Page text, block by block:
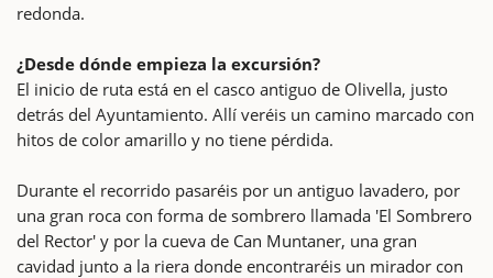
redonda.
¿Desde dónde empieza la excursión?
El inicio de ruta está en el casco antiguo de Olivella, justo
detrás del Ayuntamiento. Allí veréis un camino marcado con
hitos de color amarillo y no tiene pérdida.
Durante el recorrido pasaréis por un antiguo lavadero, por
una gran roca con forma de sombrero llamada 'El Sombrero
del Rector' y por la cueva de Can Muntaner, una gran
cavidad junto a la riera donde encontraréis un mirador con